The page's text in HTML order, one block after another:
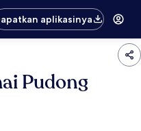
aplikasinya
Pudong